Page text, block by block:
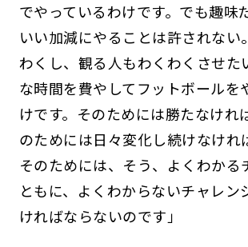
でやっているわけです。でも趣味
いい加減にやることは許されない
わくし、観る人もわくわくさせた
な時間を費やしてフットボールを
けです。そのためには勝たなけれ
のためには日々変化し続けなけれ
そのためには、そう、よくわかる
ともに、よくわからないチャレン
ければならないのです」